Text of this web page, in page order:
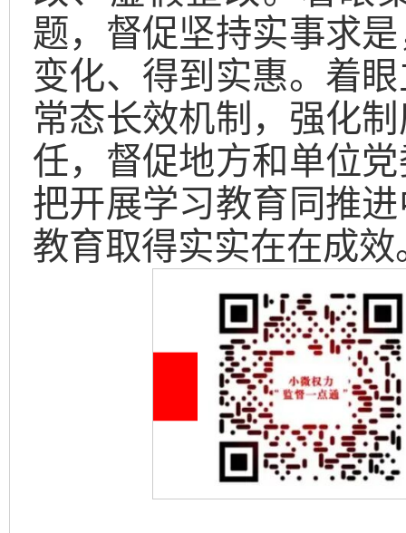
题，督促坚持实事求
变化、得到实惠。着
常态长效机制，强化
任，督促地方和单位
把开展学习教育同推
教育取得实实在在成效